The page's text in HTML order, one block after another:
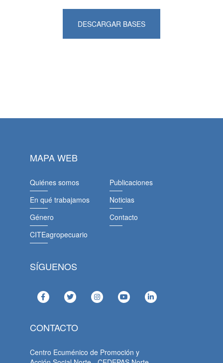
DESCARGAR BASES
MAPA WEB
Quiénes somos
En qué trabajamos
Género
CITEagropecuario
Publicaciones
Noticias
Contacto
SÍGUENOS
CONTACTO
Centro Ecuménico de Promoción y